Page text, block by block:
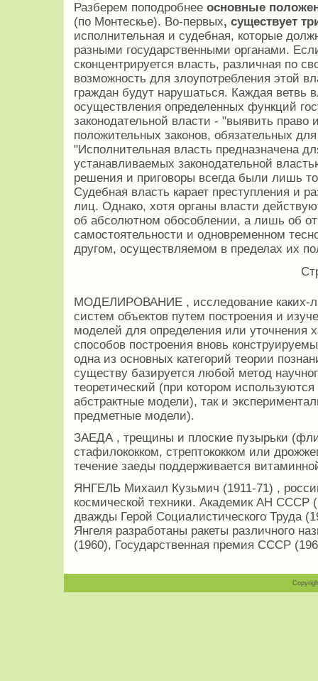
Разберем поподробнее основные
(по Монтескье). Во-первых, существует
исполнительная и судебная, которые
разными государственными органами.
сконцентрируется власть, различная по
возможность для злоупотребления этой
граждан будут нарушаться. Каждая ветвь
осуществления определенных функций
законодательной власти - "выявить
положительных законов, обязательных
"Исполнительная власть предназначена
устанавливаемых законодательной
решения и приговоры всегда были лишь
Судебная власть карает преступления и
лиц. Однако, хотя органы власти
об абсолютном обособлении, а лишь об
самостоятельности и одновременном
другом, осуществляемом в пределах их
МОДЕЛИРОВАНИЕ , исследование каких-
систем объектов путем построения и
моделей для определения или уточнения
способов построения вновь
одна из основных категорий теории
существу базируется любой метод
теоретический (при котором
абстрактные модели), так и
предметные модели).
ЗАЕДА , трещины и плоские пузырьки
стафилококком, стрептококком или
течение заеды поддерживается
ЯНГЕЛЬ Михаил Кузьмич (1911-71) ,
космической техники. Академик АН СССР
дважды Герой Социалистического Труда
Янгеля разработаны ракеты различного
(1960), Государственная премия СССР